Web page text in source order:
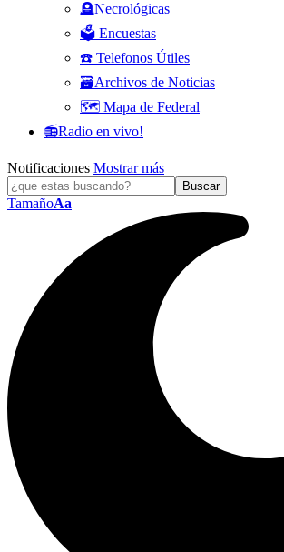
🪦Necrológicas
🗳️ Encuestas
☎️ Telefonos Útiles
🗃️Archivos de Noticias
🗺️ Mapa de Federal
📻Radio en vivo!
Notificaciones Mostrar más
TamañoAa